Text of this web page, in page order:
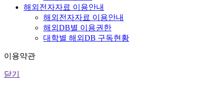
해외전자자료 이용안내
해외전자자료 이용안내
해외DB별 이용권한
대학별 해외DB 구독현황
이용약관
닫기